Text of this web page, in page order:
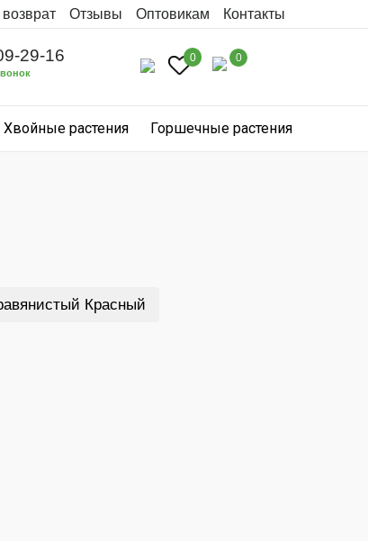
Отзывы Оптовикам Контакты
29-16 0 0
Хвойные растения Горшечные растения
Красный